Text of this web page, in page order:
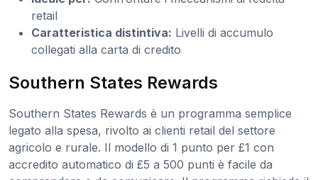
retail
Caratteristica distintiva: Livelli di accumulo
collegati alla carta di credito
Southern States Rewards
Southern States Rewards è un programma semplice
legato alla spesa, rivolto ai clienti retail del settore
agricolo e rurale. Il modello di 1 punto per £1 con
accredito automatico di £5 a 500 punti è facile da